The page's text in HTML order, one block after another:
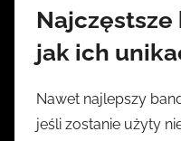
Najczęstsze
jak ich
Nawet najlepszy
jeśli zostanie użyty